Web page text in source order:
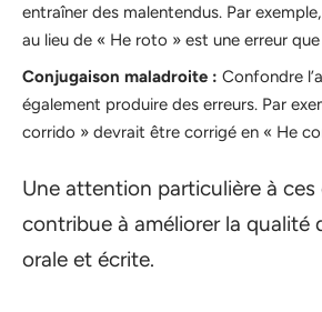
entraîner des malentendus. Par
au lieu de « He roto » est une erreur
Conjugaison maladroite : Confondre
également produire des erreurs. Par
corrido » devrait être corrigé en « He
Une attention particulière à ces
contribue à améliorer la qualité
orale et écrite.